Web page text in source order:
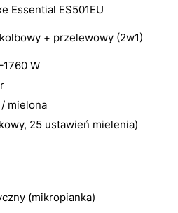
Essential ES501EU
+ przelewowy (2w1)
W
mielona
25 ustawień mielenia)
(mikropianka)